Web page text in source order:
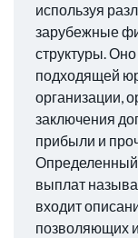
используя
зарубежные
структуры.
подходящей
организации,
заключения
прибыли и
выплат
входит
позволяющих